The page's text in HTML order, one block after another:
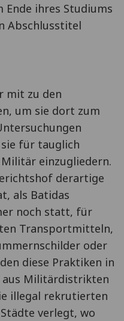
ihres Studiums
Abschlusstitel
mit zu den
um sie dort zum
für tauglich
einzugliedern.
derartige
als Batidas
noch statt, für
Transportmitteln,
oder
diese Praktiken in
aus Militärdistrikten
illegal rekrutierten
verlegt, wo